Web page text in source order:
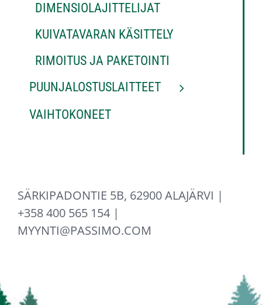
DIMENSIOLAJITTELIJAT
KUIVATAVARAN KÄSITTELY
RIMOITUS JA PAKETOINTI
PUUNJALOSTUSLAITTEET
VAIHTOKONEET
SÄRKIPADONTIE 5B, 62900 ALAJÄRVI |
+358 400 565 154 |
MYYNTI@PASSIMO.COM